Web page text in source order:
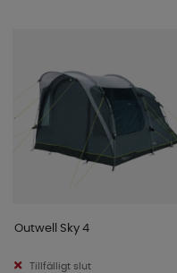
Outwell Sky 4
Tillfälligt slut